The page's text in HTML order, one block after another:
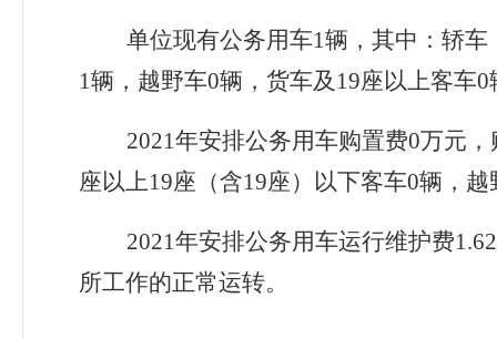
单位现有公务用车1辆，其中：轿车
1辆 ，越野车0辆，货车及19座以上客车0
2021年安排公务用车购置费0万元，
座以上19座（含19座）以下客车0辆，越
2021年安排公务用车运行维护费1.62
所工作的正常运转。